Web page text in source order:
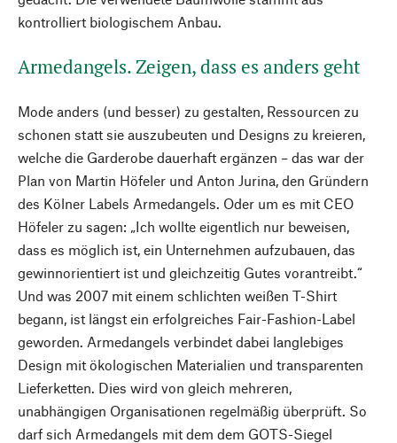
kontrolliert biologischem Anbau.
Armedangels. Zeigen, dass es anders geht
Mode anders (und besser) zu gestalten, Ressourcen zu
schonen statt sie auszubeuten und Designs zu kreieren,
welche die Garderobe dauerhaft ergänzen – das war der
Plan von Martin Höfeler und Anton Jurina, den Gründern
des Kölner Labels Armedangels. Oder um es mit CEO
Höfeler zu sagen: „Ich wollte eigentlich nur beweisen,
dass es möglich ist, ein Unternehmen aufzubauen, das
gewinnorientiert ist und gleichzeitig Gutes vorantreibt.“
Und was 2007 mit einem schlichten weißen T-Shirt
begann, ist längst ein erfolgreiches Fair-Fashion-Label
geworden. Armedangels verbindet dabei langlebiges
Design mit ökologischen Materialien und transparenten
Lieferketten. Dies wird von gleich mehreren,
unabhängigen Organisationen regelmäßig überprüft. So
darf sich Armedangels mit dem dem GOTS-Siegel